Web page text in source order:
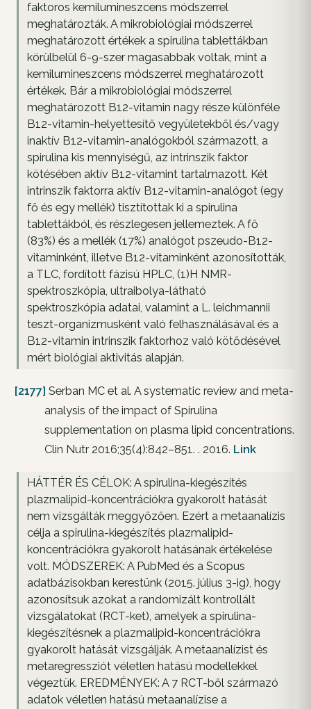
faktoros kemilumineszcens módszerrel
meghatározták. A mikrobiológiai módszerrel
meghatározott értékek a spirulina tablettákban
körülbelül 6-9-szer magasabbak voltak, mint a
kemilumineszcens módszerrel meghatározott
értékek. Bár a mikrobiológiai módszerrel
meghatározott B12-vitamin nagy része különféle
B12-vitamin-helyettesítő vegyületekből és/vagy
inaktív B12-vitamin-analógokból származott, a
spirulina kis mennyiségű, az intrinszik faktor
kötésében aktív B12-vitamint tartalmazott. Két
intrinszik faktorra aktív B12-vitamin-analógot (egy
fő és egy mellék) tisztítottak ki a spirulina
tablettákból, és részlegesen jellemeztek. A fő
(83%) és a mellék (17%) analógot pszeudo-B12-
vitaminként, illetve B12-vitaminként azonosították,
a TLC, fordított fázisú HPLC, (1)H NMR-
spektroszkópia, ultraibolya-látható
spektroszkópia adatai, valamint a L. leichmannii
teszt-organizmusként való felhasználásával és a
B12-vitamin intrinszik faktorhoz való kötődésével
mért biológiai aktivitás alapján.
[2177] Serban MC et al. A systematic review and meta-
analysis of the impact of Spirulina
supplementation on plasma lipid concentrations.
Clin Nutr 2016;35(4):842–851. . 2016. Link
HÁTTÉR ÉS CÉLOK: A spirulina-kiegészítés
plazmalipid-koncentrációkra gyakorolt hatását
nem vizsgálták meggyőzően. Ezért a metaanalízis
célja a spirulina-kiegészítés plazmalipid-
koncentrációkra gyakorolt hatásának értékelése
volt. MÓDSZEREK: A PubMed és a Scopus
adatbázisokban kerestünk (2015. július 3-ig), hogy
azonosítsuk azokat a randomizált kontrollált
vizsgálatokat (RCT-ket), amelyek a spirulina-
kiegészítésnek a plazmalipid-koncentrációkra
gyakorolt hatását vizsgálják. A metaanalízist és
metaregressziót véletlen hatású modellekkel
végeztük. EREDMÉNYEK: A 7 RCT-ből származó
adatok véletlen hatású metaanalízise a